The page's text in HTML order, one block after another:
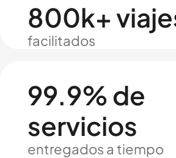
800k+
facilitados
99.9% de
servicios
entregados a tiempo